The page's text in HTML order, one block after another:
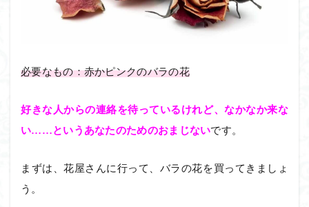
必要なもの：赤かピンクのバラの花
好きな人からの連絡を待っているけれど、なかなか来な
い……というあなたのためのおまじないです。
まずは、花屋さんに行って、バラの花を買ってきましょ
う。